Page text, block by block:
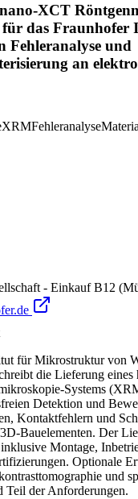
XCT
für das Fraunhofer
Fehleranalyse und
an
XRMFehleranalyse
- Einkauf B12
für Mikrostruktur von
die Lieferung eines
Systems
Detektion und
Kontaktfehlern und
Bauelementen. Der
Montage,
Optionale
und
Teil der Anforderungen.